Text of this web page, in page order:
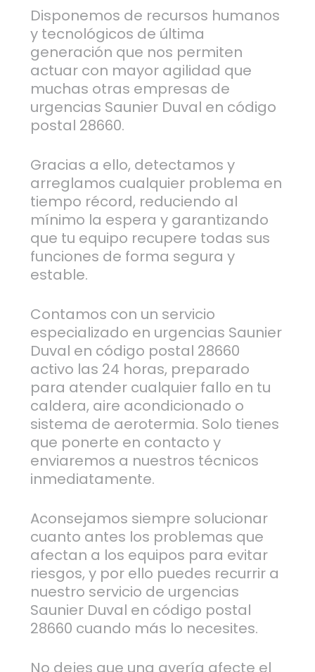
Disponemos de recursos humanos
y tecnológicos de última
generación que nos permiten
actuar con mayor agilidad que
muchas otras empresas de
urgencias Saunier Duval en código
postal 28660.
Gracias a ello, detectamos y
arreglamos cualquier problema en
tiempo récord, reduciendo al
mínimo la espera y garantizando
que tu equipo recupere todas sus
funciones de forma segura y
estable.
Contamos con un servicio
especializado en urgencias Saunier
Duval en código postal 28660
activo las 24 horas, preparado
para atender cualquier fallo en tu
caldera, aire acondicionado o
sistema de aerotermia. Solo tienes
que ponerte en contacto y
enviaremos a nuestros técnicos
inmediatamente.
Aconsejamos siempre solucionar
cuanto antes los problemas que
afectan a los equipos para evitar
riesgos, y por ello puedes recurrir a
nuestro servicio de urgencias
Saunier Duval en código postal
28660 cuando más lo necesites.